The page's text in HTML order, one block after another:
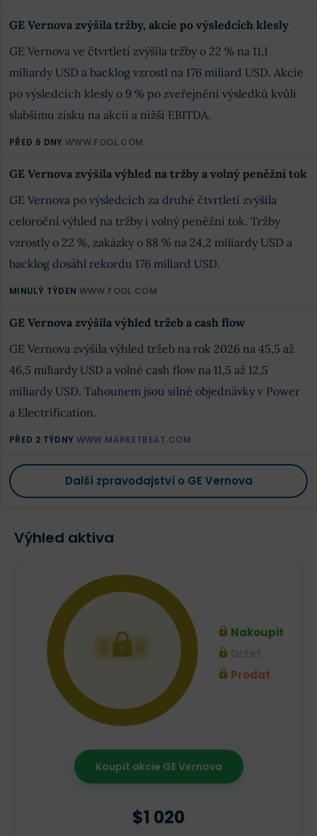
GE Vernova zvýšila tržby, akcie po výsledcích klesly
GE Vernova ve čtvrtletí zvýšila tržby o 22 % na 11,1
miliardy USD a backlog vzrostl na 176 miliard USD. Akcie
po výsledcích klesly o 9 % po zveřejnění výsledků kvůli
slabšímu zisku na akcii a nižší EBITDA.
PŘED 6 DNY WWW.FOOL.COM
GE Vernova zvýšila výhled na tržby a volný peněžní tok
GE Vernova po výsledcích za druhé čtvrtletí zvýšila
celoroční výhled na tržby i volný peněžní tok. Tržby
vzrostly o 22 %, zakázky o 88 % na 24,2 miliardy USD a
backlog dosáhl rekordu 176 miliard USD.
MINULÝ TÝDEN WWW.FOOL.COM
GE Vernova zvýšila výhled tržeb a cash flow
GE Vernova zvýšila výhled tržeb na rok 2026 na 45,5 až
46,5 miliardy USD a volné cash flow na 11,5 až 12,5
miliardy USD. Tahounem jsou silné objednávky v Power
a Electrification.
PŘED 2 TÝDNY WWW.MARKETBEAT.COM
Další zpravodajství o GE Vernova
Výhled aktiva
XXX
Nakoupit
Prodat
Koupit akcie GE Vernova
$1 020